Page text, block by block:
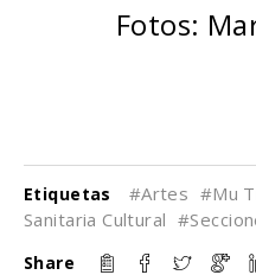
Fotos:
Etiquetas #Artes #Mu
Sanitaria Cultural
Share